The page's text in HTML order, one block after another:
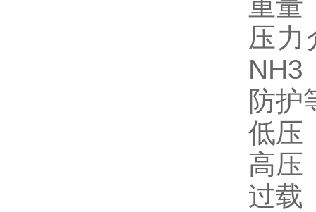
压
NH3
防
低压
高
过载